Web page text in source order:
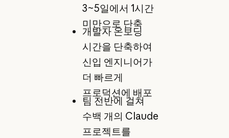
3~5일에서 1시간
미만으로 단축
개발자 온보딩
시간을 단축하여
신입 엔지니어가
더 빠르게
프로덕션에 배포
팀 전반에 걸쳐
수백 개의 Claude
프로젝트를